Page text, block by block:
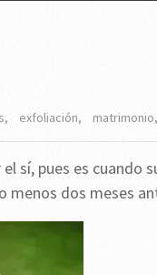
, exfoliación, matrimonio,
sí, pues es cuando
menos dos meses